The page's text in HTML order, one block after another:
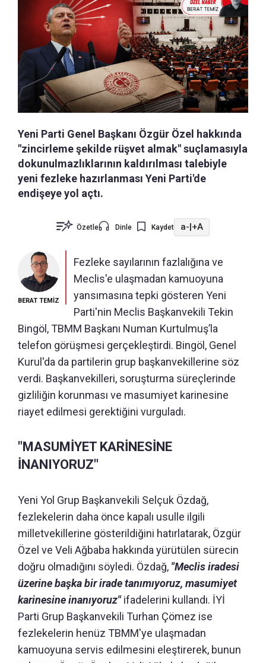
Yeni Parti Genel Başkanı Özgür Özel hakkında
"zincirleme şekilde rüşvet almak" suçlamasıyla
dokunulmazlıklarının kaldırılması talebiyle
yeni fezleke hazırlanması Yeni Parti'de
endişeye yol açtı.
Özetle Dinle Kaydet a- +A
BERAT TEMİZ
Fezleke sayılarının fazlalığına ve
Meclis'e ulaşmadan kamuoyuna
yansımasına tepki gösteren Yeni
Parti'nin Meclis Başkanvekili Tekin
Bingöl, TBMM Başkanı Numan Kurtulmuş’la
telefon görüşmesi gerçekleştirdi. Bingöl, Genel
Kurul'da da partilerin grup başkanvekillerine söz
verdi. Başkanvekilleri, soruşturma süreçlerinde
gizliliğin korunması ve masumiyet karinesine
riayet edilmesi gerektiğini vurguladı.
"MASUMİYET KARİNESİNE
İNANIYORUZ"
Yeni Yol Grup Başkanvekili Selçuk Özdağ,
fezlekelerin daha önce kapalı usulle ilgili
milletvekillerine gösterildiğini hatırlatarak, Özgür
Özel ve Veli Ağbaba hakkında yürütülen sürecin
doğru olmadığını söyledi. Özdağ, "Meclis iradesi
üzerine başka bir irade tanımıyoruz, masumiyet
karinesine inanıyoruz"ifadelerini kullandı. İYİ
Parti Grup Başkanvekili Turhan Çömez ise
fezlekelerin henüz TBMM'ye ulaşmadan
kamuoyuna servis edilmesini eleştirerek, bunun